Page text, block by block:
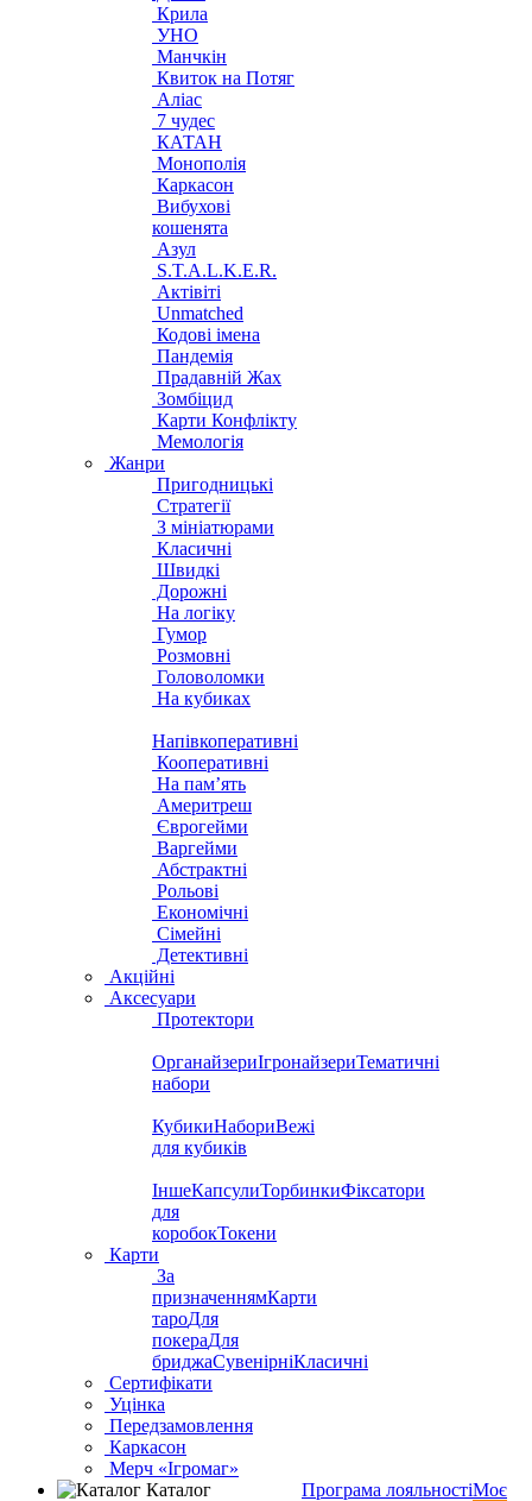
Крила
УНО
Манчкін
Квиток на Потяг
Аліас
7 чудес
КАТАН
Монополія
Каркасон
Вибухові
кошенята
Азул
S.T.A.L.K.E.R.
Актівіті
Unmatched
Кодові імена
Пандемія
Прадавній Жах
Зомбіцид
Карти Конфлікту
Мемологія
Жанри
Пригодницькі
Стратегії
З мініатюрами
Класичні
Швидкі
Дорожні
На логіку
Гумор
Розмовні
Головоломки
На кубиках
Напівкоперативні
Кооперативні
На пам’ять
Америтреш
Єврогейми
Варгейми
Абстрактні
Рольові
Економічні
Сімейні
Детективні
Акційні
Аксесуари
Протектори
ОрганайзериІгронайзериТематичні
набори
КубикиНабориВежі
для кубиків
ІншеКапсулиТорбинкиФіксатори
для
коробокТокени
Карти
За
призначеннямКарти
тароДля
покераДля
бриджаСувенірніКласичні
Сертифікати
Уцінка
Передзамовлення
Каркасон
Мерч «Ігромаг»
Каталог
Програма лояльностіМоє